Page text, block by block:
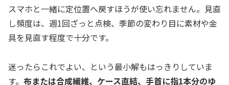
スマホと一緒に定位置へ戻すほうが使い忘れません。見直
し頻度は、週1回ざっと点検、季節の変わり目に素材や金
具を見直す程度で十分です。
迷ったらこれでよい、という最小解もはっきりしていま
す。 布または合成繊維、ケース直結、手首に指1本分のゆ